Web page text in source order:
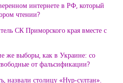
интернете в РФ, который
чтении?
СК Приморского края вместе с
же выборы, как в Украине: со
от фальсификации?
назвали столицу «Нур-султан».